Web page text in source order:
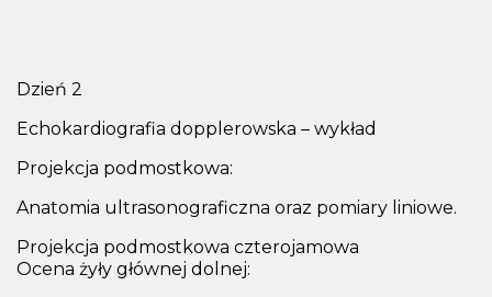
Dzień 2
Echokardiografia dopplerowska – wykład
Projekcja podmostkowa:
Anatomia ultrasonograficzna oraz pomiary liniowe.
Projekcja podmostkowa czterojamowa
Ocena żyły głównej dolnej: